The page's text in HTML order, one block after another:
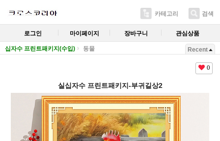
카테고리 검색
로그인 마이페이지 장바구니 관심상품
십자수 프린트패키지(수입) 동물 Recent
0
실십자수 프린트패키지-부귀길상2